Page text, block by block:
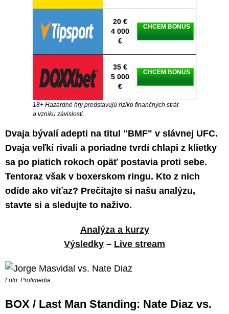
20 €
4 000
€
CHCEM BONUS
35 €
5 000
€
CHCEM BONUS
18+ Hazardné hry predstavujú riziko finančných strát
a vzniku závislosti.
Dvaja bývalí adepti na titul "BMF" v slávnej UFC.
Dvaja veľkí rivali a poriadne tvrdí chlapi z klietky
sa po piatich rokoch opäť postavia proti sebe.
Tentoraz však v boxerskom ringu. Kto z nich
odíde ako víťaz? Prečítajte si našu analýzu,
stavte si a sledujte to naživo.
Analýza a kurzy
Výsledky – Live stream
Foto: Profimedia
BOX / Last Man Standing: Nate Diaz vs.